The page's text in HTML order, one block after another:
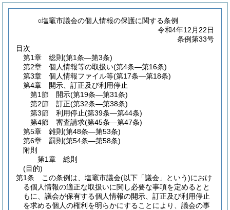
○塩竈市議会の個人情報の保護に関する条例
令和4年12月22日
条例第33号
目次
第1章
総則 (第1条―第3条)
第2章
個人情報等の取扱い(第4条―第16条)
第3章
個人情報ファイル等(第17条―第18条)
第4章
開示、訂正及び利用停止
第1節
開示(第19条―第31条)
第2節
訂正(第32条―第38条)
第3節
利用停止(第39条―第44条)
第4節
審査請求(第45条―第47条)
第5章
雑則 (第48条―第53条)
第6章
罰則 (第54条―第58条)
附則
第1章
総則
(目的)
第1条
この条例は、塩竈市議会(以下「議会」という)におけ
る個人情報の適正な取扱いに関し必要な事項を定めるとと
もに、議会が保有する個人情報の開示、訂正及び利用停止
を求める個人の権利を明らかにすることにより、議会の事